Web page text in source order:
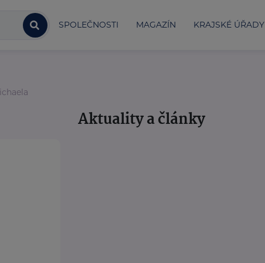
SPOLEČNOSTI MAGAZÍN KRAJSKÉ ÚŘADY
Aktuality a články